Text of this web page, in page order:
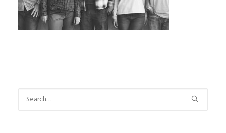
LODP
SEARCH